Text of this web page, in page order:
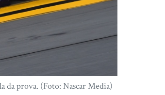
da prova. (Foto: Nascar Media)